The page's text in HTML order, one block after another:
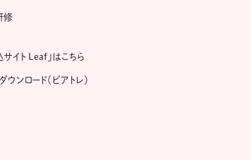
修
サイト Leaf」はこちら
ンロード（ピアトレ）